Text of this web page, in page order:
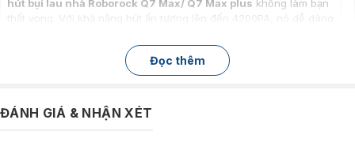
hút bụi lau nhà Roborock Q7 Max/ Q7 Max plus không làm bạn
thất vọng. Với khả năng hút ấn tượng lên đến 4200PA, nó dễ dàng
nhà của bạn. Sức mạnh này đảm bảo rằng không có hạt bụi nào
bị bỏ sót, để lại sàn nhà của bạn sạch sẽ hoàn hảo.
Thời lượng pin cho phép hút liên tục 300m2
Đọc thêm
ĐÁNH GIÁ & NHẬN XÉT